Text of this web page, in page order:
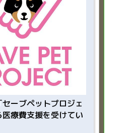
セーブペットプロジェ
医療費支援を受けてい